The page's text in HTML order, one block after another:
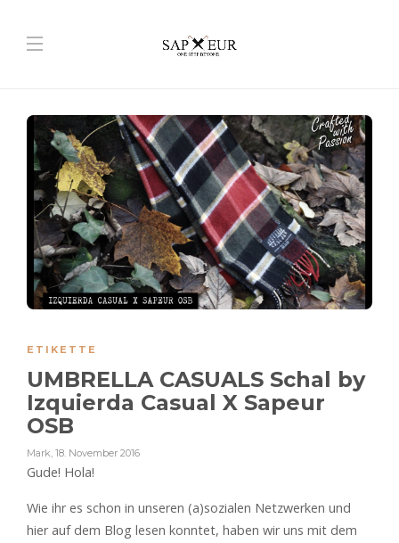
ETIKETTE
UMBRELLA CASUALS Schal by
Izquierda Casual X Sapeur
OSB
Mark, 18. November 2016
Gude! Hola!
Wie ihr es schon in unseren (a)sozialen Netzwerken und
hier auf dem Blog lesen konntet, haben wir uns mit dem